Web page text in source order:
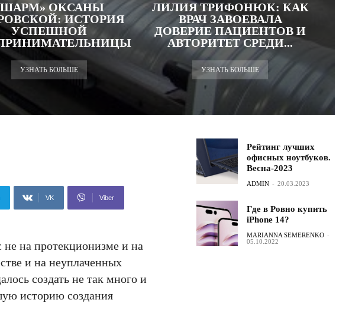
ОКСАНЫ
ИСТОРИЯ
УСПЕШНОЙ
УЗНАТЬ БОЛЬШЕ
ЛИЛИЯ ТРИФОНЮК: КАК
ВРАЧ ЗАВОЕВАЛА
ДОВЕРИЕ ПАЦИЕНТОВ И
АВТОРИТЕТ СРЕДИ...
УЗНАТЬ БОЛЬШЕ
VK Viber
на протекционизме и на
и на неуплаченных
создать не так много и
историю создания
Рейтинг лучших
офисных ноутбуков.
Весна-2023
ADMIN - 20.03.2023
Где в Ровно купить
iPhone 14?
MARIANNA SEMERENKO -
05.10.2022